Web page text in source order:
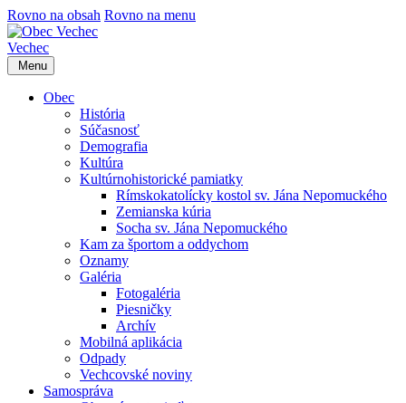
Rovno na obsah Rovno na menu
Vechec
Menu
Obec
História
Súčasnosť
Demografia
Kultúra
Kultúrnohistorické pamiatky
Rímskokatolícky kostol sv. Jána Nepomuckého
Zemianska kúria
Socha sv. Jána Nepomuckého
Kam za športom a oddychom
Oznamy
Galéria
Fotogaléria
Piesničky
Archív
Mobilná aplikácia
Odpady
Vechcovské noviny
Samospráva